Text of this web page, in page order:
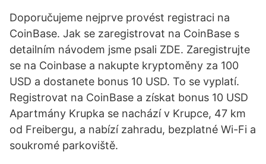
Doporučujeme nejprve provést registraci na
CoinBase. Jak se zaregistrovat na CoinBase s
detailním návodem jsme psali ZDE. Zaregistrujte
se na Coinbase a nakupte kryptoměny za 100
USD a dostanete bonus 10 USD. To se vyplatí.
Registrovat na CoinBase a získat bonus 10 USD
Apartmány Krupka se nachází v Krupce, 47 km
od Freibergu, a nabízí zahradu, bezplatné Wi-Fi a
soukromé parkoviště.